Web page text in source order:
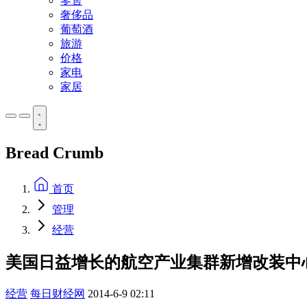
奢侈品
葡萄酒
旅游
价格
家电
家居
Bread Crumb
首页
管理
经营
美国日益增长的航空产业集群新增改装中
经营 每日财经网 2014-6-9 02:11